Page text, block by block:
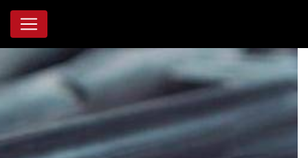
Panneau de gestion des cookies